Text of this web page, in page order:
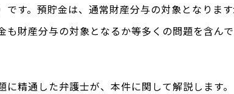
です。預貯金は、通常財産分与の対象となりま
も財産分与の対象となるか等多くの問題を含ん
精通した弁護士が、本件に関して解説します。